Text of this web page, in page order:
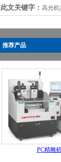
此文关键字： 高光机
推荐产品
PC精雕